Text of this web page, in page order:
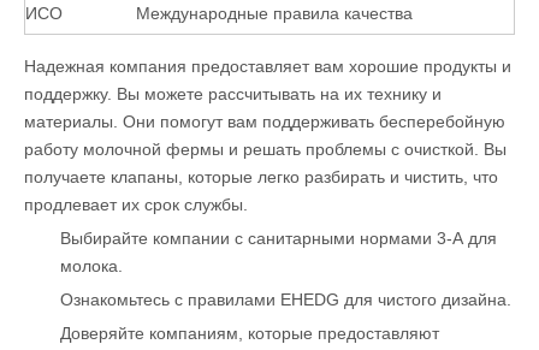
ИСО Международные правила качества
Надежная компания предоставляет вам хорошие продукты и
поддержку. Вы можете рассчитывать на их технику и
материалы. Они помогут вам поддерживать бесперебойную
работу молочной фермы и решать проблемы с очисткой. Вы
получаете клапаны, которые легко разбирать и чистить, что
продлевает их срок службы.
Выбирайте компании с санитарными нормами 3-А для
молока.
Ознакомьтесь с правилами EHEDG для чистого дизайна.
Доверяйте компаниям, которые предоставляют